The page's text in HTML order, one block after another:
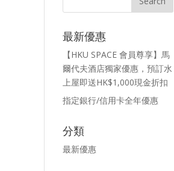
最新優惠
【HKU SPACE 會員尊享】馬
爾代夫酒店獨家優惠，預訂水
上屋即送HK$1,000現金折扣
指定銀行/信用卡全年優惠
分類
最新優惠